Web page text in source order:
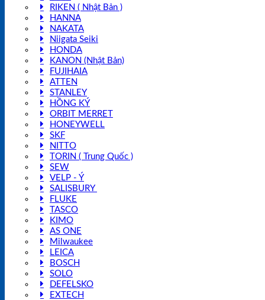
RIKEN ( Nhật Bản )
HANNA
NAKATA
Niigata Seiki
HONDA
KANON (Nhật Bản)
FUJIHAIA
ATTEN
STANLEY
HỒNG KÝ
ORBIT MERRET
HONEYWELL
SKF
NITTO
TORIN ( Trung Quốc )
SEW
VELP - Ý
SALISBURY
FLUKE
TASCO
KIMO
AS ONE
Milwaukee
LEICA
BOSCH
SOLO
DEFELSKO
EXTECH